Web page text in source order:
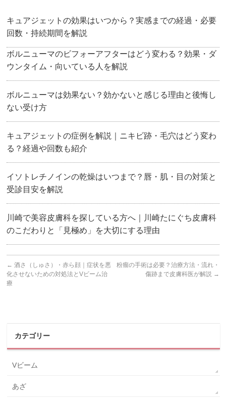
キュアジェットの効果はいつから？実感までの経過・必要
回数・持続期間を解説
ボルニューマのビフォーアフターはどう変わる？効果・ダ
ウンタイム・向いている人を解説
ボルニューマは効果ない？効かないと感じる理由と後悔し
ない受け方
キュアジェットの症例を解説｜ニキビ跡・毛穴はどう変わ
る？経過や回数も紹介
イソトレチノインの乾燥はいつまで？唇・肌・目の対策と
受診目安を解説
川崎で美容皮膚科を探している方へ｜川崎たにぐち皮膚科
のこだわりと「見極め」を大切にする理由
← 酒さ（しゅさ）・赤ら顔｜症状を悪
化させないための対処法とVビーム治
療
粉瘤の手術は必要？治療方法・流れ・
傷跡まで皮膚科医が解説 →
カテゴリー
Vビーム
あざ